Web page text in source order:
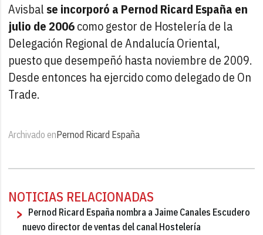
Avisbal se incorporó a Pernod Ricard España en
julio de 2006como gestor de Hostelería de la
Delegación Regional de Andalucía Oriental,
puesto que desempeñó hasta noviembre de 2009.
Desde entonces ha ejercido como delegado de On
Trade.
Archivado enPernod Ricard España
NOTICIAS RELACIONADAS
Pernod Ricard España nombra a Jaime Canales Escudero
nuevo director de ventas del canal Hostelería